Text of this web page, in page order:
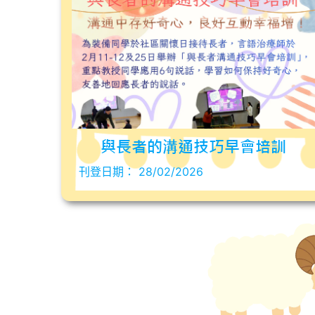
與長者的溝通技巧早會培訓
刊登日期： 28/02/2026